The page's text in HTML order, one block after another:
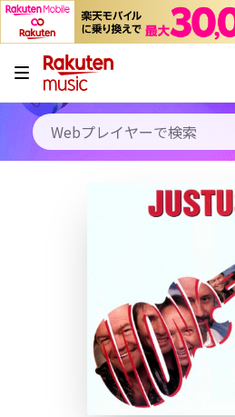
キャンペーン
料金プラン
使い方